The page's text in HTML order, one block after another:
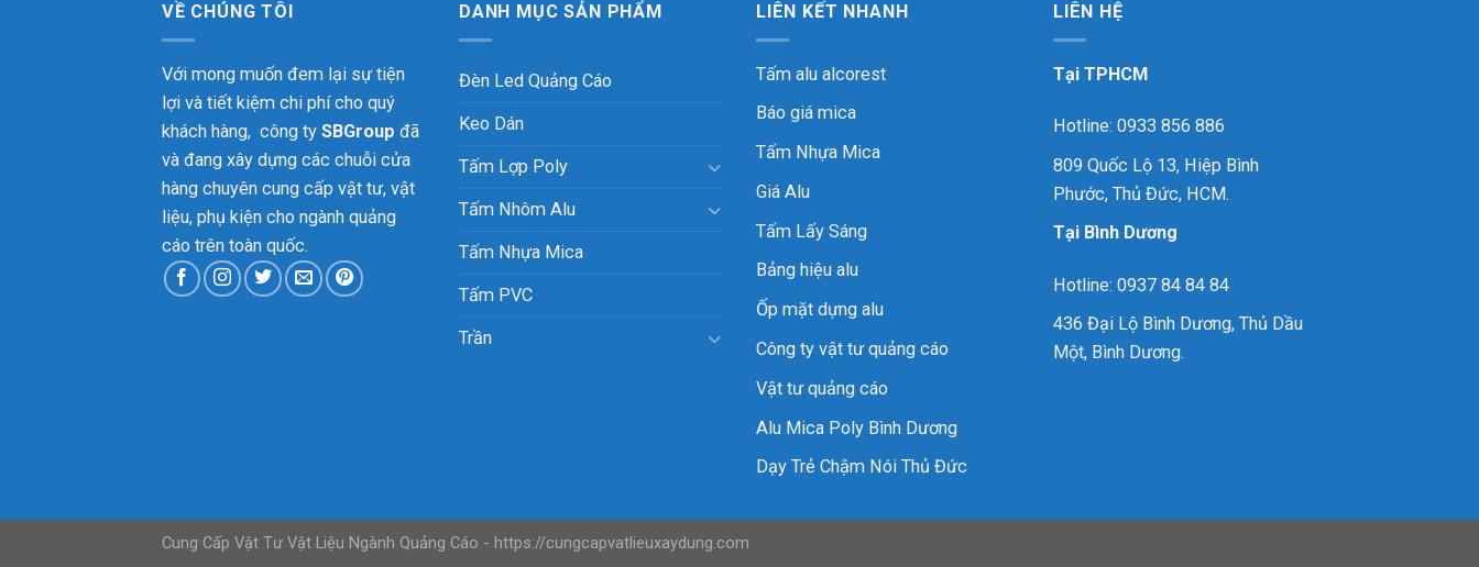
VỀ CHÚNG TÔI
Với mong muốn đem lại sự tiện
lợi và tiết kiệm chi phí cho quý
khách hàng, công ty SBGroup đã
và đang xây dựng các chuỗi cửa
hàng chuyên cung cấp vật tư, vật
liệu, phụ kiện cho ngành quảng
cáo trên toàn quốc.
DANH MỤC SẢN PHẨM
Đèn Led Quảng Cáo
Keo Dán
Tấm Lợp Poly
Tấm Nhôm Alu
Tấm Nhựa Mica
Tấm PVC
Trần
LIÊN KẾT NHANH
Tấm alu alcorest
Báo giá mica
Tấm Nhựa Mica
Giá Alu
Tấm Lấy Sáng
Bảng hiệu alu
Ốp mặt dựng alu
Công ty vật tư quảng cáo
Vật tư quảng cáo
Alu Mica Poly Bình Dương
Dạy Trẻ Chậm Nói Thủ Đức
LIÊN HỆ
Tại TPHCM
Hotline: 0933 856 886
809 Quốc Lộ 13, Hiệp Bình
Phước, Thủ Đức, HCM.
Tại Bình Dương
Hotline: 0937 84 84 84
436 Đại Lộ Bình Dương, Thủ Dầu
Một, Bình Dương.
Cung Cấp Vật Tư Vật Liệu Ngành Quảng Cáo - https://cungcapvatlieuxaydung.com